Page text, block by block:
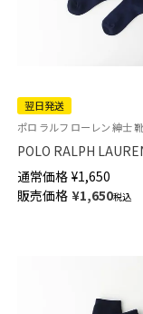
翌日発送
POLO RALPH
綿混 リブ ハイソック
イント刺繍 スクール
【365日最短翌日発送】
通常価格 ¥1,650
販売価格 ¥1,650税込